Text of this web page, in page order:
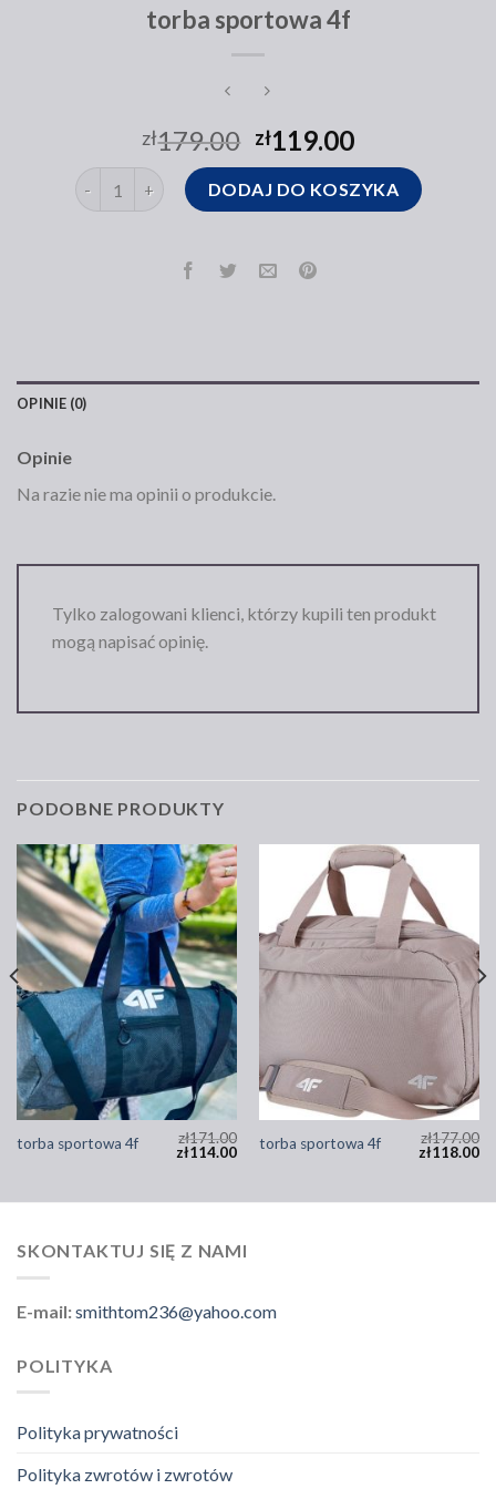
torba sportowa 4f
zł179.00 zł119.00
ilość torba sportowa 4fDODAJ DO KOSZYKA
OPINIE (0)
Opinie
Na razie nie ma opinii o produkcie.
Tylko zalogowani klienci, którzy kupili ten produkt
mogą napisać opinię.
PODOBNE PRODUKTY
torba sportowa 4f zł171.00
zł114.00 torba sportowa 4f zł177.00
zł118.00
SKONTAKTUJ SIĘ Z NAMI
E-mail:smithtom236@yahoo.com
POLITYKA
Polityka prywatności
Polityka zwrotów i zwrotów